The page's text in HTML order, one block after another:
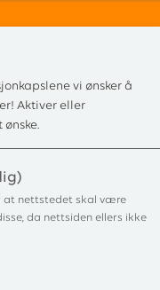
vi ønsker å
Aktiver eller
at nettstedet skal være
da nettsiden ellers ikke